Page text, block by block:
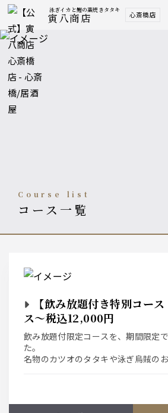
泳ぎイカと鰹の藁焼きタタキ
寅八商店 心斎橋店
course list
コース一覧
【飲み放題付き特別コー
ス～税込12,000円
飲み放題付限定コースを、期間限定
た。
名物のカツオのタタキや泳ぎ烏賊の
↓おすすめプラスオプション↓